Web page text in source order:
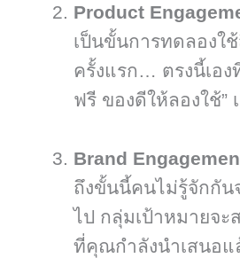
Product
เป็นขั้นการทดลองใ
ครั้งแรก… ตรงนี้เอง
ฟรี ของดีให้ลองใช้”
Brand
ถึงขั้นนี้คนไม่รู้จักกัน
ไป กลุ่มเป้าหมายจะ
ที่คุณกำลังนำเสนอแ